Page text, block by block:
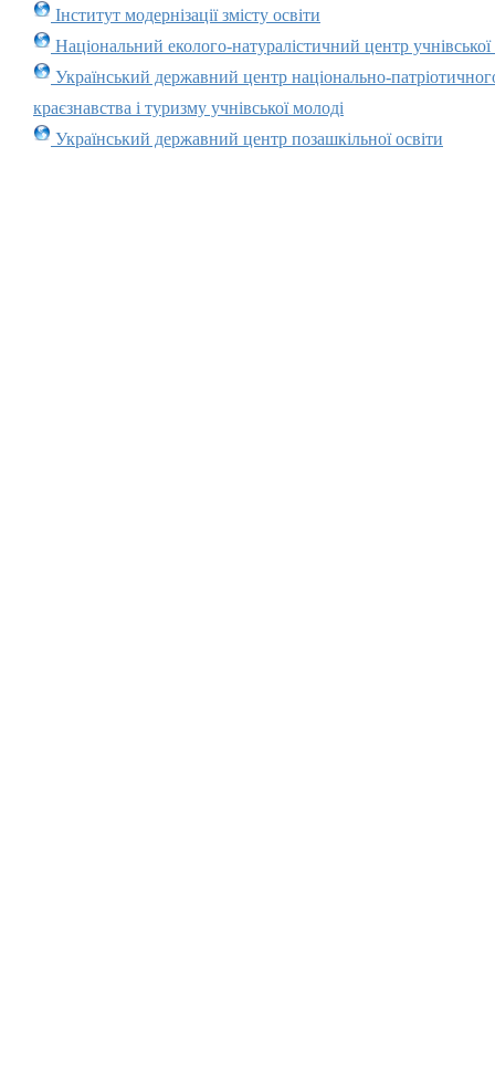
Інститут модернізації змісту освіти
Національний еколого-натуралістичний центр учнівської
Український державний центр національно-
краєзнавства і туризму учнівської молоді
Український державний центр позашкільної освіти